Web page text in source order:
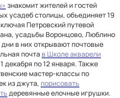
знакомит жителей и гостей
усадеб столицы, объединяет 19
Петровский путевой
усадьбы Воронцово, Люблино
в них открывают почтовые
почта в Школе акварели
декабря по 12 января. Также
мастер-классы по
из джута, порисовать
деревянные елочные игрушки.